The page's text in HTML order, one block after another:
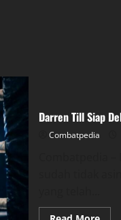
Darren Till Siap
Combatpedia